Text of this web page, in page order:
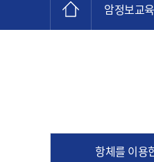
암정보교
항체를 이용